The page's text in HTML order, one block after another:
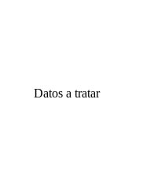
Datos a tratar